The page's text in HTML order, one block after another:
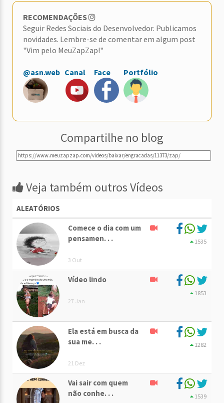
RECOMENDAÇÕES
Seguir Redes Sociais do Desenvolvedor. Publicamos
novidades. Lembre-se de comentar em algum post
"Vim pelo MeuZapZap!"
@asn.web Canal Face Portfólio
Compartilhe no blog
Veja também outros Vídeos
ALEATÓRIOS
Comece o dia com um
pensamen. . .
3 Out
1535
Vídeo lindo
27 Jan
1853
Ela está em busca da
sua me. . .
21 Dez
1282
Vai sair com quem
não conhe. . .
1539